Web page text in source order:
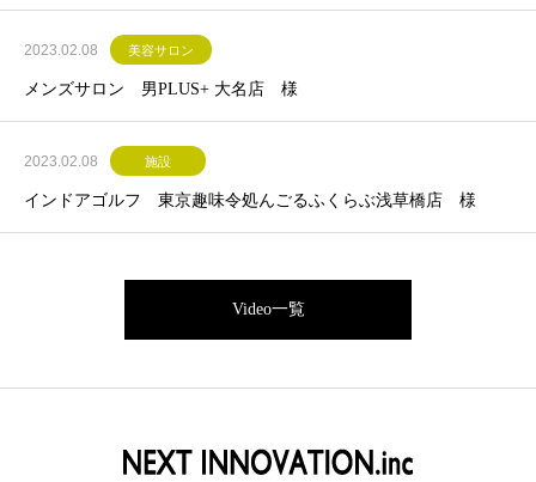
2023.02.08 美容サロン
メンズサロン 男PLUS+ 大名店 様
2023.02.08 施設
インドアゴルフ 東京趣味令処んごるふくらぶ浅草橋店 様
Video一覧